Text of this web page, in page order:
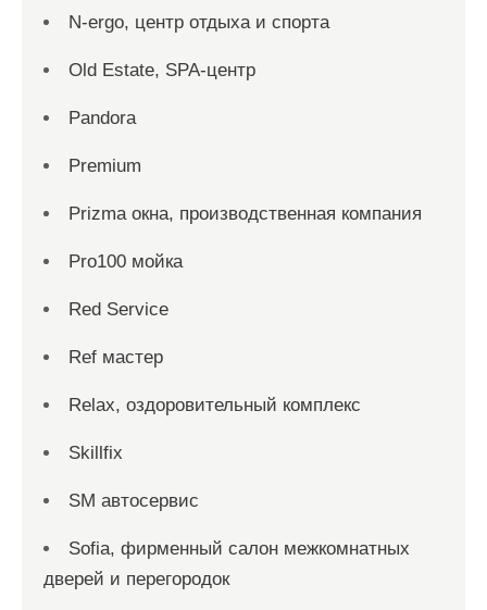
N-ergo, центр отдыха и спорта
Old Estate, SPA-центр
Pandora
Premium
Prizma окна, производственная компания
Pro100 мойка
Red Service
Ref мастер
Relax, оздоровительный комплекс
Skillfix
SM автосервис
Sofia, фирменный салон межкомнатных
дверей и перегородок